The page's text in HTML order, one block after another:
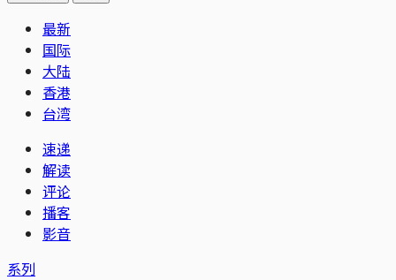
最新
国际
大陆
香港
台湾
速递
解读
评论
播客
影音
系列